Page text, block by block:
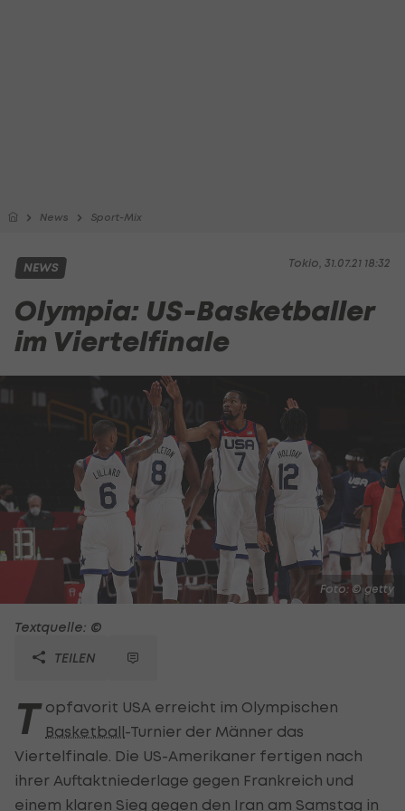
News Sport-Mix
Tokio, 31.07.21 18:32
NEWS
Olympia: US-Basketballer
im Viertelfinale
Foto: © getty
Textquelle: ©
TEILEN
T opfavorit USA erreicht im Olympischen
Basketball-Turnier der Männer das
Viertelfinale. Die US-Amerikaner fertigen nach
ihrer Auftaktniederlage gegen Frankreich und
einem klaren Sieg gegen den Iran am Samstag in